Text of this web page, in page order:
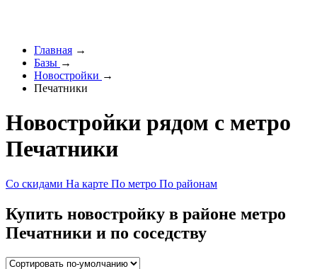
Главная →
Базы →
Новостройки →
Печатники
Новостройки рядом с метро
Печатники
Со скидами На карте По метро По районам
Купить новостройку в районе метро
Печатники и по соседству